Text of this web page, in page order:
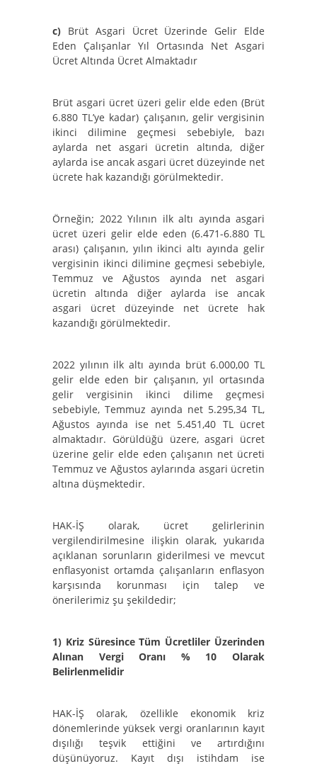
c) Brüt Asgari Ücret Üzerinde Gelir Elde
Eden Çalışanlar Yıl Ortasında Net Asgari
Ücret Altında Ücret Almaktadır
Brüt asgari ücret üzeri gelir elde eden (Brüt
6.880 TL’ye kadar) çalışanın, gelir vergisinin
ikinci dilimine geçmesi sebebiyle, bazı
aylarda net asgari ücretin altında, diğer
aylarda ise ancak asgari ücret düzeyinde net
ücrete hak kazandığı görülmektedir.
Örneğin; 2022 Yılının ilk altı ayında asgari
ücret üzeri gelir elde eden (6.471-6.880 TL
arası) çalışanın, yılın ikinci altı ayında gelir
vergisinin ikinci dilimine geçmesi sebebiyle,
Temmuz ve Ağustos ayında net asgari
ücretin altında diğer aylarda ise ancak
asgari ücret düzeyinde net ücrete hak
kazandığı görülmektedir.
2022 yılının ilk altı ayında brüt 6.000,00 TL
gelir elde eden bir çalışanın, yıl ortasında
gelir vergisinin ikinci dilime geçmesi
sebebiyle, Temmuz ayında net 5.295,34 TL,
Ağustos ayında ise net 5.451,40 TL ücret
almaktadır. Görüldüğü üzere, asgari ücret
üzerine gelir elde eden çalışanın net ücreti
Temmuz ve Ağustos aylarında asgari ücretin
altına düşmektedir.
HAK-İŞ olarak, ücret gelirlerinin
vergilendirilmesine ilişkin olarak, yukarıda
açıklanan sorunların giderilmesi ve mevcut
enflasyonist ortamda çalışanların enflasyon
karşısında korunması için talep ve
önerilerimiz şu şekildedir;
1) Kriz Süresince Tüm Ücretliler Üzerinden
Alınan Vergi Oranı % 10 Olarak
Belirlenmelidir
HAK-İŞ olarak, özellikle ekonomik kriz
dönemlerinde yüksek vergi oranlarının kayıt
dışılığı teşvik ettiğini ve artırdığını
düşünüyoruz. Kayıt dışı istihdam ise